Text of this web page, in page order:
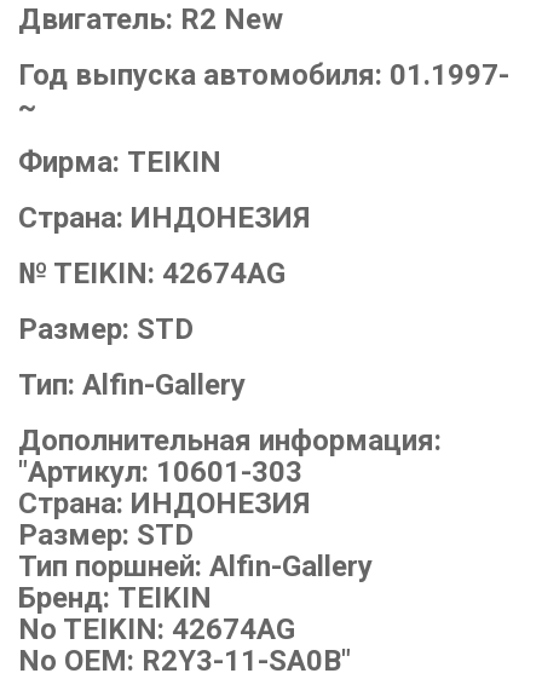
Двигатель: R2 New
Год выпуска автомобиля: 01.1997-
~
Фирма: TEIKIN
Страна: ИНДОНЕЗИЯ
№ TEIKIN: 42674AG
Размер: STD
Тип: Alfin-Gallery
Дополнительная информация:
"Артикул: 10601-303
Страна: ИНДОНЕЗИЯ
Размер: STD
Тип поршней: Alfin-Gallery
Бренд: TEIKIN
No TEIKIN: 42674AG
No OEM: R2Y3-11-SA0B"